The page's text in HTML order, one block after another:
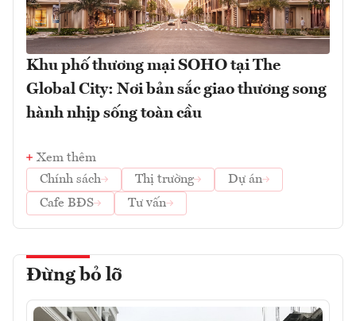
Khu phố thương mại SOHO tại The
Global City: Nơi bản sắc giao thương song
hành nhịp sống toàn cầu
Xem thêm
Chính sách
Thị trường
Dự án
Cafe BĐS
Tư vấn
Đừng bỏ lỡ